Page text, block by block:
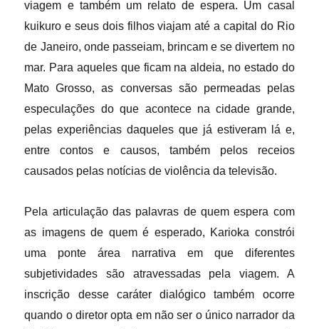
viagem e também um relato de espera. Um casal
kuikuro e seus dois filhos viajam até a capital do Rio
de Janeiro, onde passeiam, brincam e se divertem no
mar. Para aqueles que ficam na aldeia, no estado do
Mato Grosso, as conversas são permeadas pelas
especulações do que acontece na cidade grande,
pelas experiências daqueles que já estiveram lá e,
entre contos e causos, também pelos receios
causados pelas notícias de violência da televisão.
Pela articulação das palavras de quem espera com
as imagens de quem é esperado, Karioka constrói
uma ponte área narrativa em que diferentes
subjetividades são atravessadas pela viagem. A
inscrição desse caráter dialógico também ocorre
quando o diretor opta em não ser o único narrador da